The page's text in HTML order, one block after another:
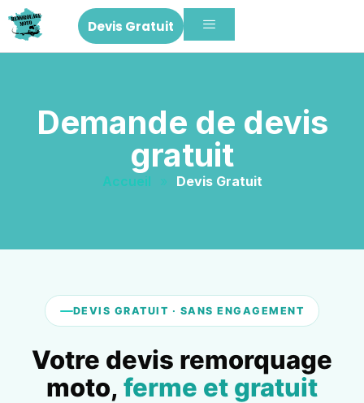
Devis Gratuit
Demande de devis
gratuit
Accueil » Devis Gratuit
DEVIS GRATUIT · SANS ENGAGEMENT
Votre devis remorquage
moto, ferme et gratuit